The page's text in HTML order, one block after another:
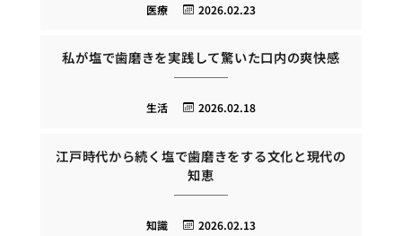
2026.02.23
医療
私が塩で歯磨きを実践して驚いた口内の爽快感
2026.02.18
生活
江戸時代から続く塩で歯磨きをする文化と現代の
知恵
2026.02.13
知識